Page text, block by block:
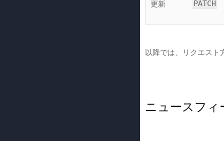
更新 PATCH
以降では、リクエスト
ニュースフィ